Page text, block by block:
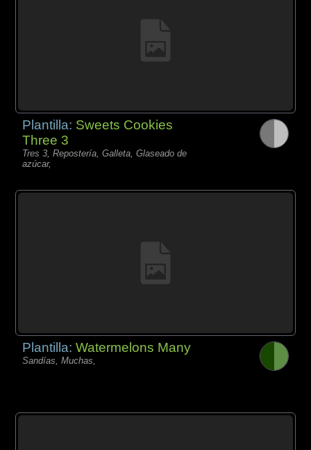
Plantilla: Sweets Cookies
Three 3
Tres 3, Repostería, Galleta, Glaseado de
azúcar,
Plantilla:Watermelons Many
Sandías, Muchas,